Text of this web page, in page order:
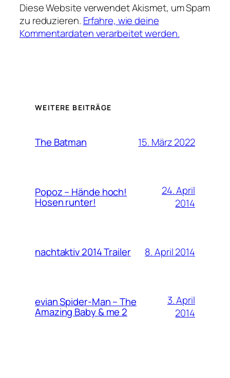
Diese Website verwendet Akismet, um Spam
zu reduzieren. Erfahre, wie deine
Kommentardaten verarbeitet werden.
WEITERE BEITRÄGE
The Batman 15. März 2022
Popoz – Hände hoch!
Hosen runter!
24. April
2014
nachtaktiv 2014 Trailer 8. April 2014
evian Spider-Man – The
Amazing Baby & me 2
3. April
2014